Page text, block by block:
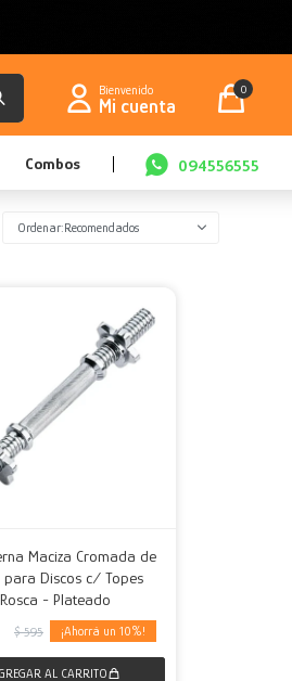
Combos 094556555
0
Recomendados
Maciza Cromada de
para Discos c/ Topes
Rosca - Plateado
$ 595 10